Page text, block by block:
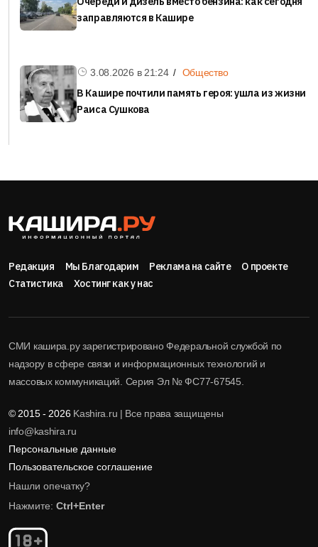
заправляются в Кашире
3.08.2026 в 21:24 Общество
В Кашире почтили память героя: ушла из жизни
Раиса Сушкова
Редакция Мы Благодарим Реклама на сайте
О проекте
Статистика
Хостинг как у нас
СМИ кашира.ру зарегистрировано Федеральной службой по
надзору в сфере связи и информационных технологий и
массовых коммуникаций. Серия Эл № ФС77-67545.
© 2015 - 2026Kashira.ru | Все права защищены
info@kashira.ru
Персональные данные
Пользовательское соглашение
Нашли опечатку?
Нажмите: Ctrl+Enter